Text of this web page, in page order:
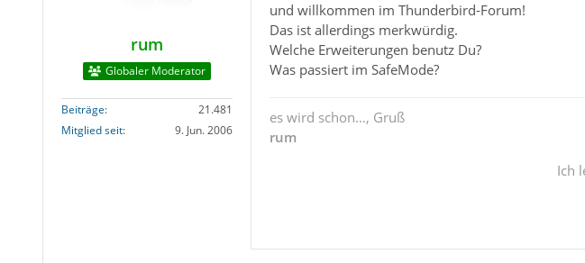
rum
Globaler Moderator
Beiträge
21.481
Mitglied seit
9. Jun. 2006
und willkommen im Thunderbird-Forum!
Das ist allerdings merkwürdig.
Welche Erweiterungen benutz Du?
Was passiert im SafeMode?
es wird schon..., Gruß
rum
Ich